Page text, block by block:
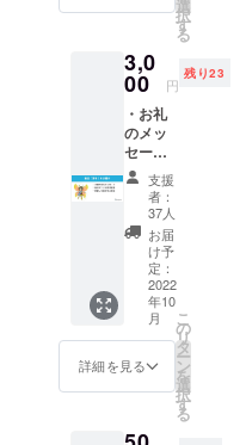
ゲーノ・ス
リー）」を
運営してい
選
択
す
る
3,0
00 円
残り23
・お礼
のメッ
セージ
・絵本
データ
の先行
配信 ・
印刷し
た絵本
を郵送
でお届
本デー
タは
PDFを
メール
届けい
支援
者：
37人
お届
け予
定：
2022
年10
月
詳細を見る
こ
の
リ
タ
ー
ン
を
選
択
す
る